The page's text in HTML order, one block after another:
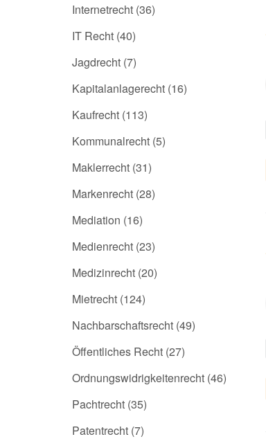
Internetrecht (36)
IT Recht (40)
Jagdrecht (7)
Kapitalanlagerecht (16)
Kaufrecht (113)
Kommunalrecht (5)
Maklerrecht (31)
Markenrecht (28)
Mediation (16)
Medienrecht (23)
Medizinrecht (20)
Mietrecht (124)
Nachbarschaftsrecht (49)
Öffentliches Recht (27)
Ordnungswidrigkeitenrecht (46)
Pachtrecht (35)
Patentrecht (7)